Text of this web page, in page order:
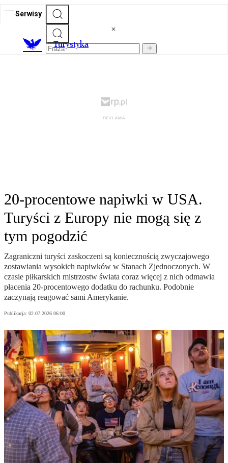
Serwisy
Turystyka
20-procentowe napiwki w USA.
Turyści z Europy nie mogą się z
tym pogodzić
Zagraniczni turyści zaskoczeni są koniecznością zwyczajowego
zostawiania wysokich napiwków w Stanach Zjednoczonych. W
czasie piłkarskich mistrzostw świata coraz więcej z nich odmawia
płacenia 20-procentowego dodatku do rachunku. Podobnie
zaczynają reagować sami Amerykanie.
Publikacja: 02.07.2026 06:00